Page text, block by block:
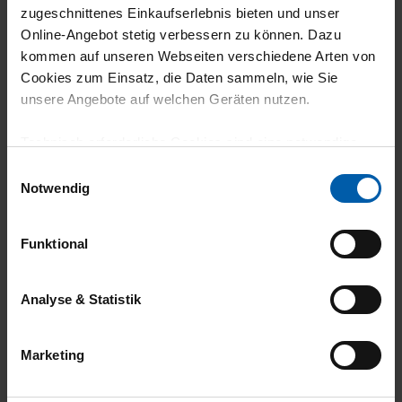
zugeschnittenes Einkaufserlebnis bieten und unser
Online-Angebot stetig verbessern zu können. Dazu
kommen auf unseren Webseiten verschiedene Arten von
Cookies zum Einsatz, die Daten sammeln, wie Sie
unsere Angebote auf welchen Geräten nutzen.
grundlegende Funktionen wie etwa zur Auswahl und
gewährleisten.
Für die Darstellung personalisierter Angebote, Anzeigen
und Inhalte aufgrund Ihres Nutzerverhaltens und Ihres
Zwecke zur Analyse und Optimierung unserer
Notwendig
Funktional
Analyse & Statistik
Marketing
climate-neutral
shipping
Family business